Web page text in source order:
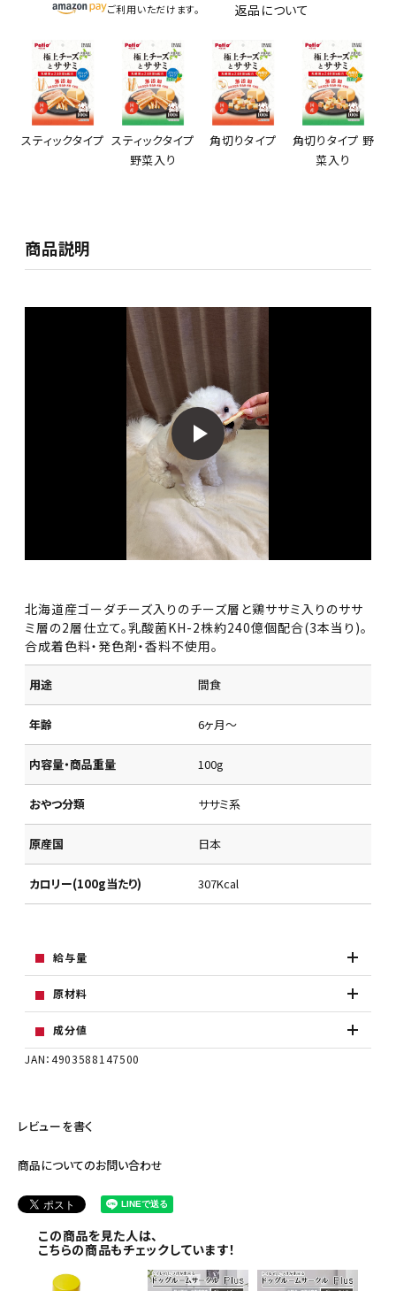
ご利用いただけます。 返品について
スティックタイプ スティックタイプ
野菜入り
角切りタイプ
角切りタイプ 野
菜入り
商品説明
北海道産ゴーダチーズ入りのチーズ層と鶏ササミ入りのササ
ミ層の2層仕立て。乳酸菌KH-2株約240億個配合(3本当り)。
合成着色料・発色剤・香料不使用。
用途 間食
年齢 6ヶ月～
内容量・商品重量 100g
おやつ分類 ササミ系
原産国 日本
カロリー(100g当たり) 307Kcal
給与量
原材料
成分値
JAN：4903588147500
レビューを書く
商品についてのお問い合わせ
この商品を見た人は、
こちらの商品もチェックしています！